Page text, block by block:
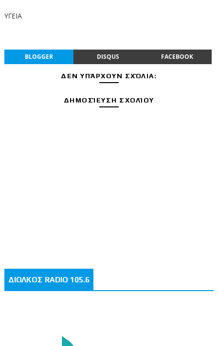
ΥΓΕΙΑ
BLOGGER DISQUS FACEBOOK
ΔΕΝ ΥΠΆΡΧΟΥΝ ΣΧΌΛΙΑ:
ΔΗΜΟΣΊΕΥΣΗ ΣΧΟΛΊΟΥ
ΔΙΟΛΚΟΣ RADIO 105.6